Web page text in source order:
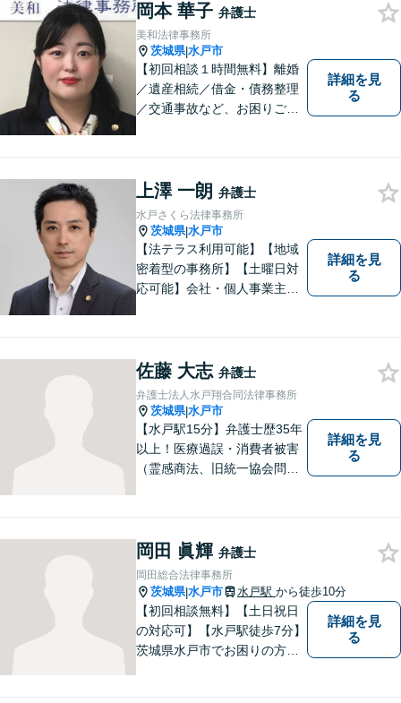
岡本 華子 弁護士
美和法律事務所
茨城県|水戸市
【初回相談１時間無料】離婚
／遺産相続／借金・債務整理
／交通事故など、お困りごと
ートします。
詳細を見
る
上澤 一朗 弁護士
水戸さくら法律事務所
茨城県|水戸市
【法テラス利用可能】【地域
密着型の事務所】【土曜日対
応可能】会社・個人事業主の
済などに対応しております。
お気軽にご相談ください。
詳細を見
る
佐藤 大志 弁護士
弁護士法人水戸翔合同法律事務所
茨城県|水戸市
【水戸駅15分】弁護士歴35年
以上！医療過誤・消費者被害
（霊感商法、旧統一協会問題
し、解決へと導いてまいりま
す。お気軽にご相談くださ
い。【メール24時間受付中】
詳細を見
る
岡田 眞輝 弁護士
岡田総合法律事務所
茨城県|水戸市 水戸駅 から徒歩10分
【初回相談無料】【土日祝日
の対応可】【水戸駅徒歩7分】
茨城県水戸市でお困りの方
詳細を見
る